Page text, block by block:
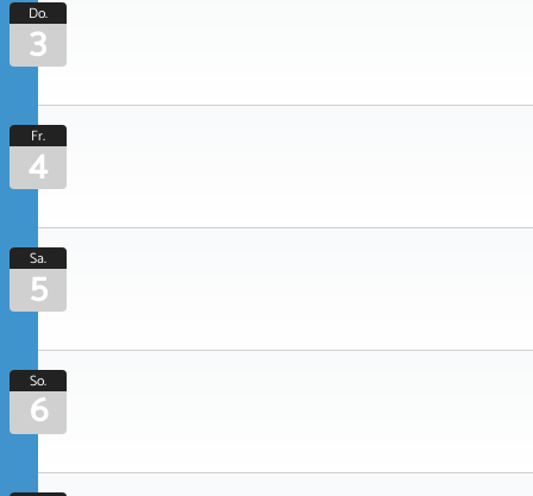
Do.
3
Fr.
4
Sa.
5
So.
6